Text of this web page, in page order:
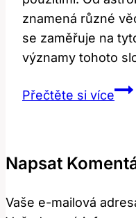
znamená různé
se zaměřuje na
významy tohoto
Přečtěte si více
Napsat
Vaše e-mailová